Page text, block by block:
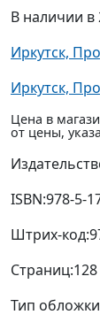
В наличии в
Иркутск,
Иркутск,
Цена в
от цены,
ISBN:978-5-
Штрих-код:
Страниц:128
Тип